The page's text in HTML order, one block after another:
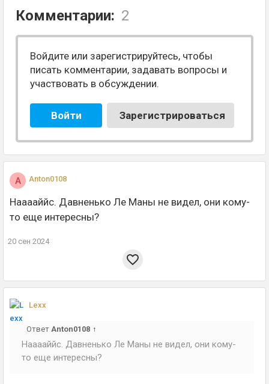
Комментарии: 2
Войдите или зарегистрируйтесь, чтобы
писать комментарии, задавать вопросы и
участвовать в обсуждении.
Войти Зарегистрироваться
A Anton0108
Нааааййс. Давненько Ле Маны не видел, они кому-
то еще интересны?
20 сен 2024
Lexx
Ответ Anton0108 ↑
Нааааййс. Давненько Ле Маны не видел, они кому-
то еще интересны?